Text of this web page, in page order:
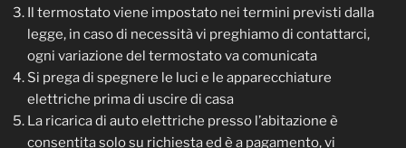
Il termostato viene impostato nei termini previsti dalla
legge, in caso di necessità vi preghiamo di contattarci,
ogni variazione del termostato va comunicata
Si prega di spegnere le luci e le apparecchiature
elettriche prima di uscire di casa
La ricarica di auto elettriche presso l’abitazione è
consentita solo su richiesta ed è a pagamento, vi